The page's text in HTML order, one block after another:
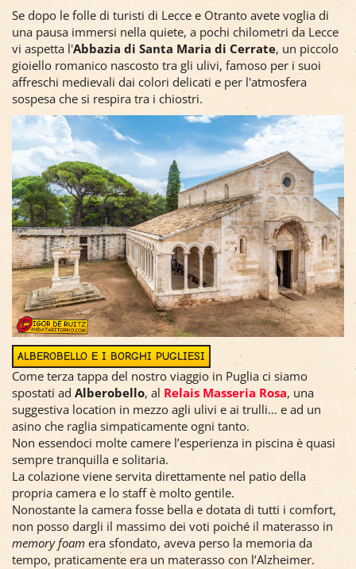
Se dopo le folle di turisti di Lecce e Otranto avete voglia di
una pausa immersi nella quiete, a pochi chilometri da Lecce
vi aspetta l'Abbazia di Santa Maria di Cerrate, un piccolo
gioiello romanico nascosto tra gli ulivi, famoso per i suoi
affreschi medievali dai colori delicati e per l'atmosfera
sospesa che si respira tra i chiostri.
ALBEROBELLO E I BORGHI PUGLIESI
Come terza tappa del nostro viaggio in Puglia ci siamo
spostati ad Alberobello, al Relais Masseria Rosa, una
suggestiva location in mezzo agli ulivi e ai trulli… e ad un
asino che raglia simpaticamente ogni tanto.
Non essendoci molte camere l’esperienza in piscina è quasi
sempre tranquilla e solitaria.
La colazione viene servita direttamente nel patio della
propria camera e lo staff è molto gentile.
Nonostante la camera fosse bella e dotata di tutti i comfort,
non posso dargli il massimo dei voti poiché il materasso in
memory foam era sfondato, aveva perso la memoria da
tempo, praticamente era un materasso con l’Alzheimer.